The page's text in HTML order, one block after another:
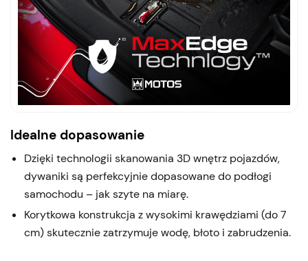
Idealne dopasowanie
Dzięki technologii skanowania 3D wnętrz pojazdów,
dywaniki są perfekcyjnie dopasowane do podłogi
samochodu – jak szyte na miarę.
Korytkowa konstrukcja z wysokimi krawędziami (do 7
cm) skutecznie zatrzymuje wodę, błoto i zabrudzenia.